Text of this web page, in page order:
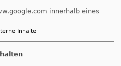
innerhalb eines
Inhalte